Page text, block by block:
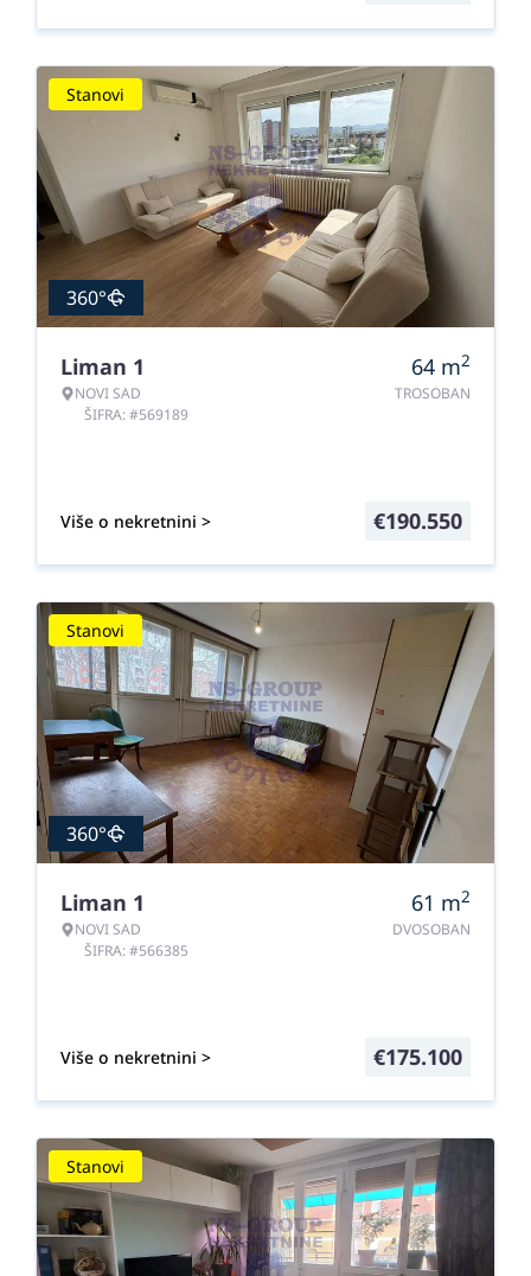
Stanovi
360°
Liman 1
NOVI SAD
ŠIFRA: #569189
64 m2
TROSOBAN
Više o nekretnini > €190.550
Stanovi
360°
Liman 1
NOVI SAD
ŠIFRA: #566385
61 m2
DVOSOBAN
Više o nekretnini > €175.100
Stanovi